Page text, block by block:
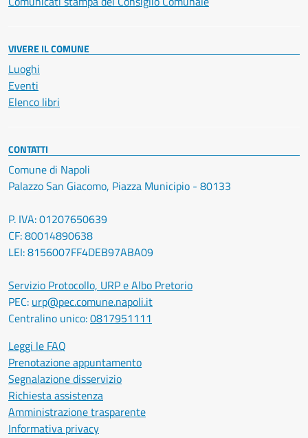
VIVERE IL COMUNE
Luoghi
Eventi
Elenco libri
CONTATTI
Comune di Napoli
Palazzo San Giacomo, Piazza Municipio - 80133
P. IVA: 01207650639
CF: 80014890638
LEI: 8156007FF4DEB97ABA09
Servizio Protocollo, URP e Albo Pretorio
PEC: urp@pec.comune.napoli.it
Centralino unico:0817951111
Leggi le FAQ
Prenotazione appuntamento
Segnalazione disservizio
Richiesta assistenza
Amministrazione trasparente
Informativa privacy